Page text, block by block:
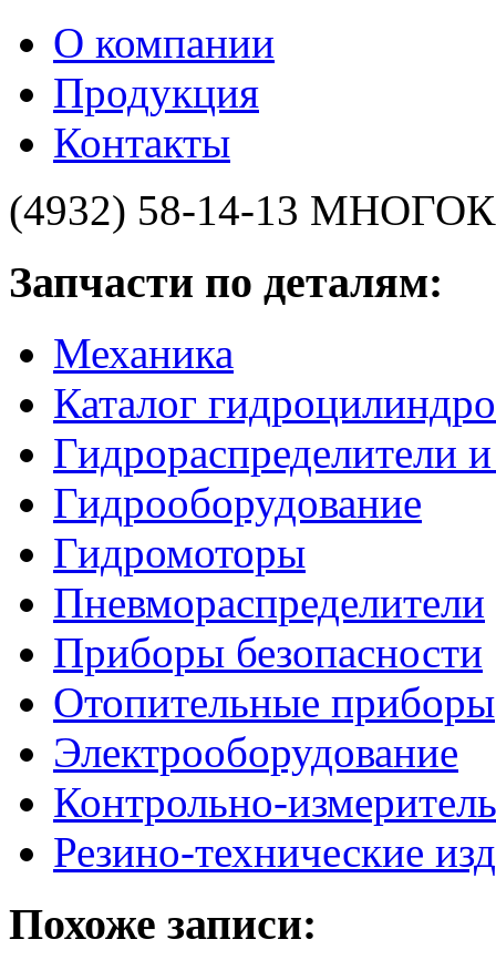
О компании
Продукция
Контакты
(4932) 58-14-13
Запчасти по деталям:
Механика
Каталог
Гидрораспределители
Гидрооборудование
Гидромоторы
Пневмораспределители
Приборы безопасности
Отопительные приборы
Электрооборудование
Контрольно-
Резино-технические
Похоже записи: